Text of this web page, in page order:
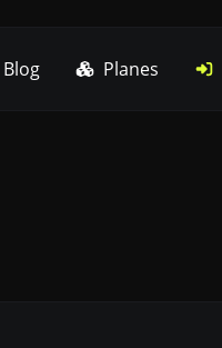
Blog Planes